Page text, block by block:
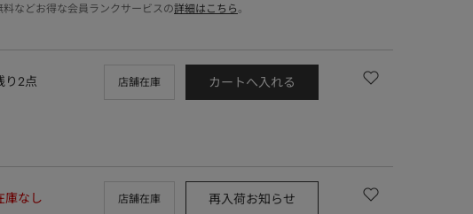
などお得な会員ランクサービスの詳細はこちら。
り2点 店舗在庫 カートへ入れる
庫なし 店舗在庫 再入荷お知らせ